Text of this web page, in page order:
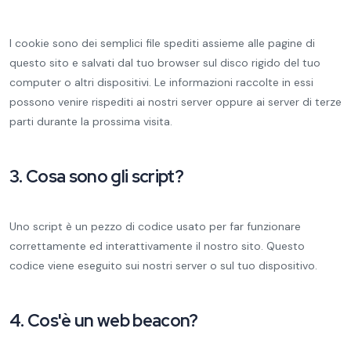
I cookie sono dei semplici file spediti assieme alle pagine di
questo sito e salvati dal tuo browser sul disco rigido del tuo
computer o altri dispositivi. Le informazioni raccolte in essi
possono venire rispediti ai nostri server oppure ai server di terze
parti durante la prossima visita.
3. Cosa sono gli script?
Uno script è un pezzo di codice usato per far funzionare
correttamente ed interattivamente il nostro sito. Questo
codice viene eseguito sui nostri server o sul tuo dispositivo.
4. Cos'è un web beacon?